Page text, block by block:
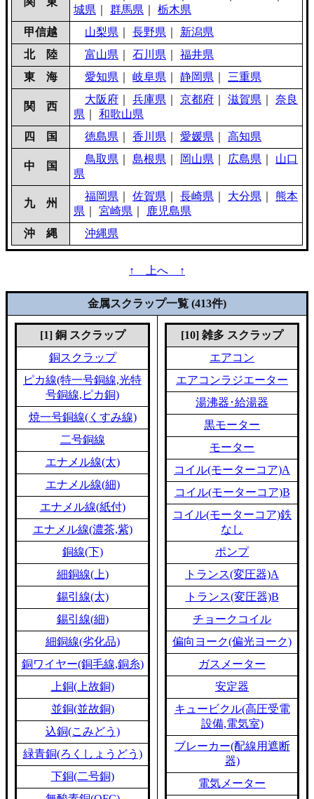
城県
群馬県
栃木県
甲信越
山梨県 長野県
新潟県
北 陸
富山県 石川県
福井県
東 海
愛知県 岐阜県 静岡県 三重県
関 西
大阪府 兵庫県 京都府 滋賀県
奈良
県
和歌山県
四 国
徳島県 香川県 愛媛県 高知県
中 国
鳥取県 島根県 岡山県 広島県
山口
県
九 州
福岡県 佐賀県 長崎県 大分県
熊本
県
宮崎県
鹿児島県
沖 縄
沖縄県
↑ 上へ ↑
金属スクラップ一覧 (413件)
[1] 銅 スクラップ
銅スクラップ
ピカ線(特一号銅線,光特
号銅線,ピカ銅)
焼一号銅線(くすみ線)
二号銅線
エナメル線(太)
エナメル線(細)
エナメル線(紙付)
エナメル線(濃茶,紫)
銅線(下)
細銅線(上)
錫引線(太)
錫引線(細)
細銅線(劣化品)
銅ワイヤー(銅毛線,銅糸)
上銅(上故銅)
並銅(並故銅)
込銅(こみどう)
緑青銅(ろくしょうどう)
下銅(二号銅)
[10] 雑多 スクラップ
エアコン
エアコンラジエーター
湯沸器･給湯器
黒モーター
モーター
コイル(モーターコア)A
コイル(モーターコア)B
コイル(モーターコア)鉄
なし
ポンプ
トランス(変圧器)A
トランス(変圧器)B
チョークコイル
偏向ヨーク(偏光ヨーク)
ガスメーター
安定器
キュービクル(高圧受電
設備,電気室)
ブレーカー(配線用遮断
器)
電気メーター